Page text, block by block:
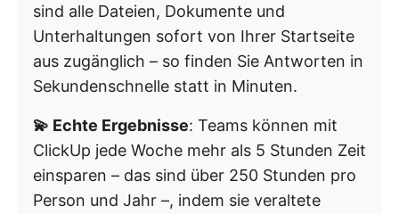
sind alle Dateien, Dokumente und
Unterhaltungen sofort von Ihrer Startseite
aus zugänglich – so finden Sie Antworten in
Sekundenschnelle statt in Minuten.
💫 Echte Ergebnisse: Teams können mit
ClickUp jede Woche mehr als 5 Stunden Zeit
einsparen – das sind über 250 Stunden pro
Person und Jahr –, indem sie veraltete